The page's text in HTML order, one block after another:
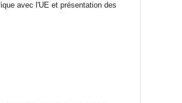
avec l'UE et présentation des